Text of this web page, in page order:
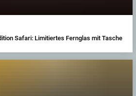
Safari: Limitiertes Fernglas mit Tasche